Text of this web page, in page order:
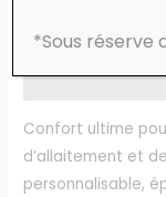
Description
Avis (0)
Confort ultime
d’allaitement et
personnalisable,
*Sous réserve